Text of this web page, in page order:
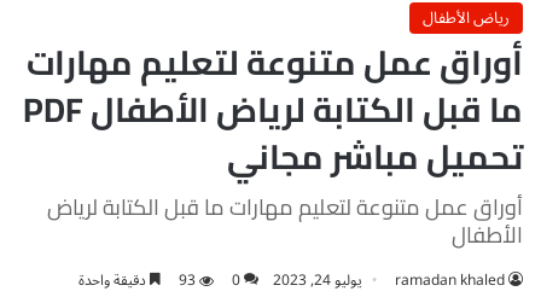
رياض الأطفال
أوراق عمل متنوعة لتعليم مهارات
ما قبل الكتابة لرياض الأطفال PDF
تحميل مباشر مجاني
أوراق عمل متنوعة لتعليم مهارات ما قبل الكتابة لرياض
الأطفال
ramadan khaled يوليو 24, 2023 0
93 دقيقة واحدة